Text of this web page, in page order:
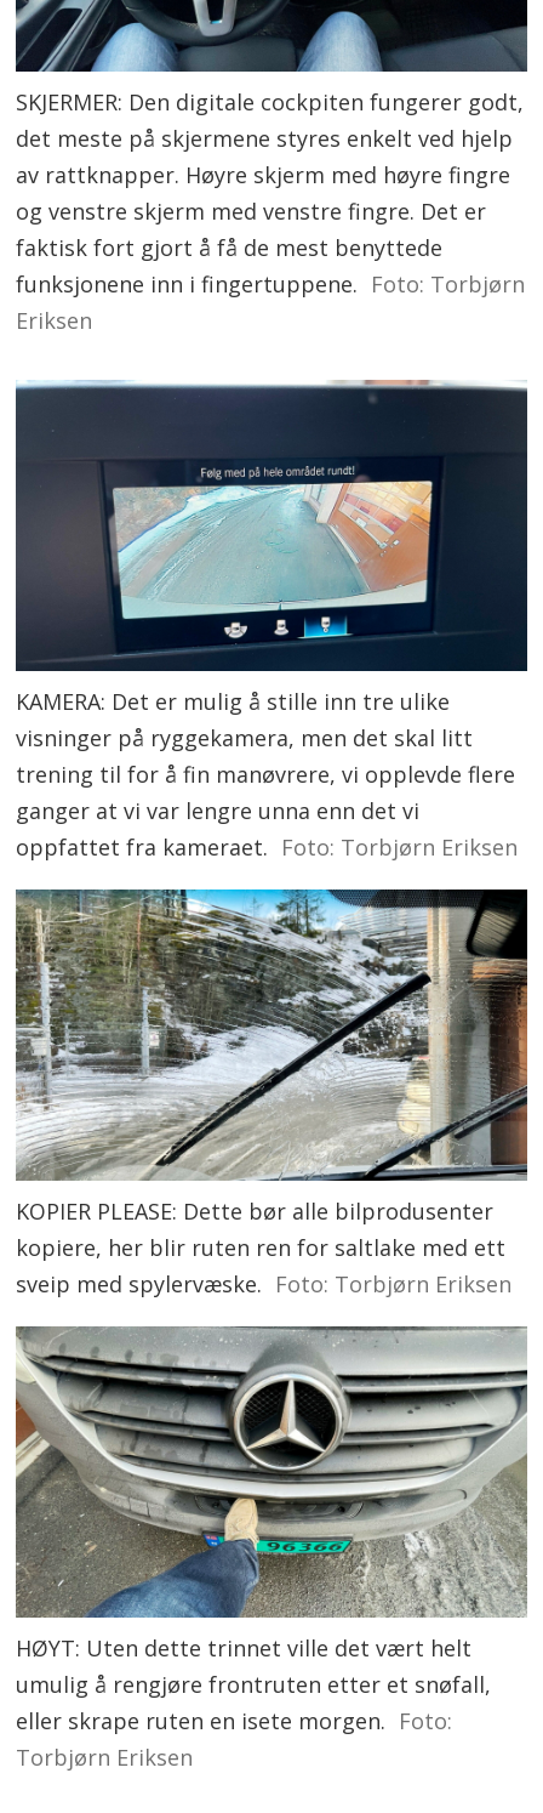
SKJERMER: Den digitale cockpiten fungerer godt,
det meste på skjermene styres enkelt ved hjelp
av rattknapper. Høyre skjerm med høyre fingre
og venstre skjerm med venstre fingre. Det er
faktisk fort gjort å få de mest benyttede
funksjonene inn i fingertuppene. Foto: Torbjørn
Eriksen
KAMERA: Det er mulig å stille inn tre ulike
visninger på ryggekamera, men det skal litt
trening til for å fin manøvrere, vi opplevde flere
ganger at vi var lengre unna enn det vi
oppfattet fra kameraet. Foto: Torbjørn Eriksen
KOPIER PLEASE: Dette bør alle bilprodusenter
kopiere, her blir ruten ren for saltlake med ett
sveip med spylervæske. Foto: Torbjørn Eriksen
HØYT: Uten dette trinnet ville det vært helt
umulig å rengjøre frontruten etter et snøfall,
eller skrape ruten en isete morgen. Foto:
Torbjørn Eriksen